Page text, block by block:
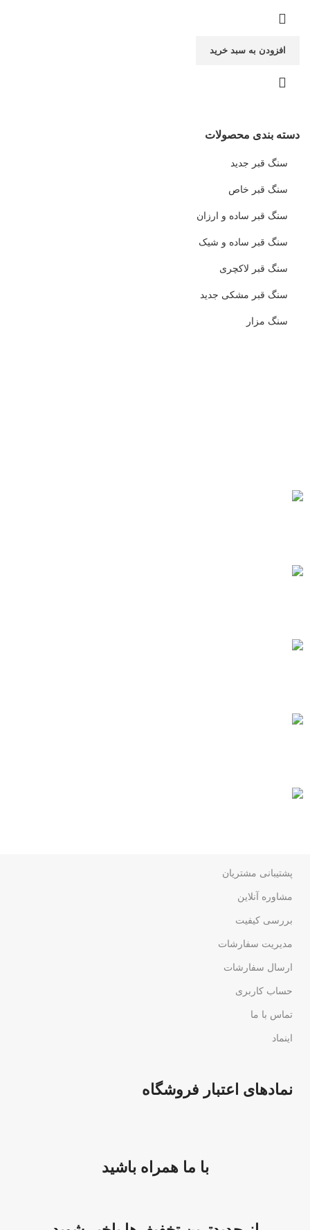
دسته بندی محصولات
سنگ قبر جدید
سنگ قبر خاص
سنگ قبر ساده و ارزان
سنگ قبر ساده و شیک
سنگ قبر لاکچری
سنگ قبر مشکی جدید
سنگ مزار
افزودن به سبد خرید
پشتیبانی مشتریان
مشاوره آنلاین
بررسی کیفیت
مدیریت سفارشات
ارسال سفارشات
حساب کاربری
تماس با ما
اینماد
نمادهای اعتبار فروشگاه
با ما همراه باشید